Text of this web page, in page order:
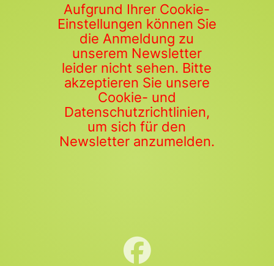
Aufgrund Ihrer Cookie-
Einstellungen können Sie
die Anmeldung zu
unserem Newsletter
leider nicht sehen. Bitte
akzeptieren Sie unsere
Cookie- und
Datenschutzrichtlinien,
um sich für den
Newsletter anzumelden.